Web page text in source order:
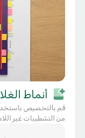
أنماط
قم بالتخصيص باستخدام
من التشطيبات غير